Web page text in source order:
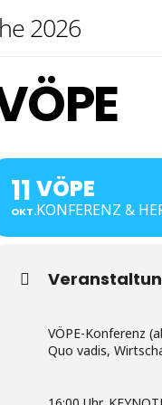
2026
11
OKT.
VÖPE
KONFERENZ &
VÖPE-Konferenz
Quo vadis,